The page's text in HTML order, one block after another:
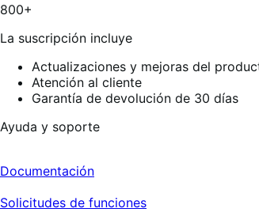
800+
La suscripción incluye
Actualizaciones y mejoras del
Atención al cliente
Garantía de devolución de 30 días
Ayuda y soporte
Documentación
Solicitudes de funciones